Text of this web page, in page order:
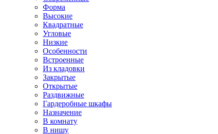
Форма
Высокие
Квадратные
Угловые
Низкие
Особенности
Встроенные
Из кладовки
Закрытые
Открытые
Раздвижные
Гардеробные шкафы
Назначение
В комнату
В нишу